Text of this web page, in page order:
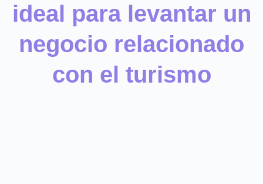
ideal para levantar un
negocio relacionado
con el turismo